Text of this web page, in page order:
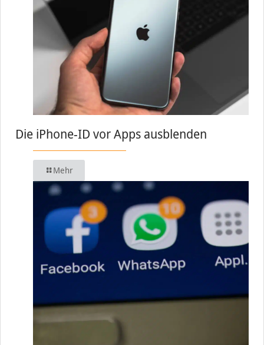
Die iPhone-ID vor Apps ausblenden
Mehr